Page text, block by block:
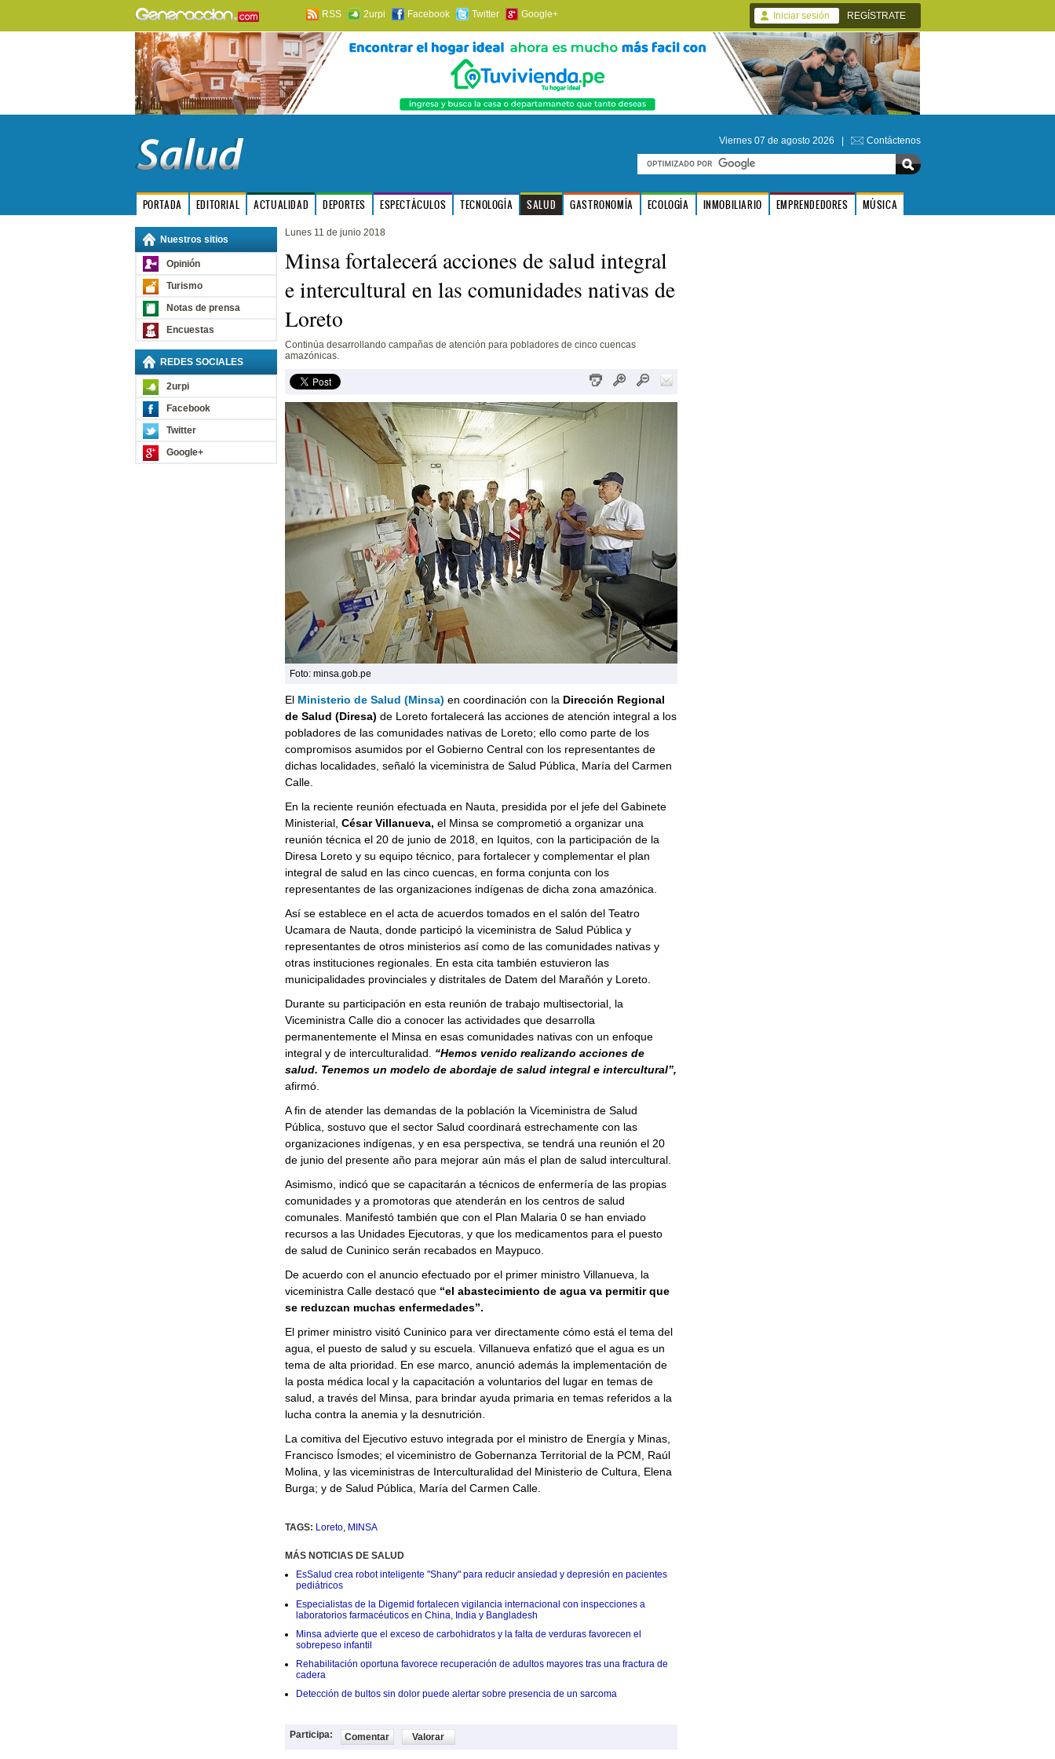
RSS 2urpi Facebook Twitter Google+ Iniciar sesión REGÍSTRATE
Viernes 07 de agosto 2026 | Contáctenos
PORTADA EDITORIAL ACTUALIDAD DEPORTES ESPECTÁCULOS TECNOLOGÍA SALUD GASTRONOMÍA ECOLOGÍA INMOBILIARIO EMPRENDEDORES MÚSICA
Nuestros sitios
Opinión
Turismo
Notas de prensa
Encuestas
REDES SOCIALES
2urpi
Facebook
Twitter
Google+
Lunes 11 de junio 2018
Minsa fortalecerá acciones de salud integral
e intercultural en las comunidades nativas de
Loreto
Continúa desarrollando campañas de atención para pobladores de cinco cuencas
amazónicas.
Foto: minsa.gob.pe
ElMinisterio de Salud (Minsa) en coordinación con la Dirección Regional
de Salud (Diresa) de Loreto fortalecerá las acciones de atención integral a los
pobladores de las comunidades nativas de Loreto; ello como parte de los
compromisos asumidos por el Gobierno Central con los representantes de
dichas localidades, señaló la viceministra de Salud Pública, María del Carmen
Calle.
En la reciente reunión efectuada en Nauta, presidida por el jefe del Gabinete
Ministerial, César Villanueva, el Minsa se comprometió a organizar una
reunión técnica el 20 de junio de 2018, en Iquitos, con la participación de la
Diresa Loreto y su equipo técnico, para fortalecer y complementar el plan
integral de salud en las cinco cuencas, en forma conjunta con los
representantes de las organizaciones indígenas de dicha zona amazónica.
Así se establece en el acta de acuerdos tomados en el salón del Teatro
Ucamara de Nauta, donde participó la viceministra de Salud Pública y
representantes de otros ministerios así como de las comunidades nativas y
otras instituciones regionales. En esta cita también estuvieron las
municipalidades provinciales y distritales de Datem del Marañón y Loreto.
Durante su participación en esta reunión de trabajo multisectorial, la
Viceministra Calle dio a conocer las actividades que desarrolla
permanentemente el Minsa en esas comunidades nativas con un enfoque
integral y de interculturalidad. “Hemos venido realizando acciones de
salud. Tenemos un modelo de abordaje de salud integral e intercultural”,
afirmó.
A fin de atender las demandas de la población la Viceministra de Salud
Pública, sostuvo que el sector Salud coordinará estrechamente con las
organizaciones indígenas, y en esa perspectiva, se tendrá una reunión el 20
de junio del presente año para mejorar aún más el plan de salud intercultural.
Asimismo, indicó que se capacitarán a técnicos de enfermería de las propias
comunidades y a promotoras que atenderán en los centros de salud
comunales. Manifestó también que con el Plan Malaria 0 se han enviado
recursos a las Unidades Ejecutoras, y que los medicamentos para el puesto
de salud de Cuninico serán recabados en Maypuco.
De acuerdo con el anuncio efectuado por el primer ministro Villanueva, la
viceministra Calle destacó que“el abastecimiento de agua va permitir que
se reduzcan muchas enfermedades”.
El primer ministro visitó Cuninico para ver directamente cómo está el tema del
agua, el puesto de salud y su escuela. Villanueva enfatizó que el agua es un
tema de alta prioridad. En ese marco, anunció además la implementación de
la posta médica local y la capacitación a voluntarios del lugar en temas de
salud, a través del Minsa, para brindar ayuda primaria en temas referidos a la
lucha contra la anemia y la desnutrición.
La comitiva del Ejecutivo estuvo integrada por el ministro de Energía y Minas,
Francisco Ísmodes; el viceministro de Gobernanza Territorial de la PCM, Raúl
Molina, y las viceministras de Interculturalidad del Ministerio de Cultura, Elena
Burga; y de Salud Pública, María del Carmen Calle.
TAGS: Loreto, MINSA
MÁS NOTICIAS DE SALUD
EsSalud crea robot inteligente "Shany" para reducir ansiedad y depresión en pacientes
pediátricos
Especialistas de la Digemid fortalecen vigilancia internacional con inspecciones a
laboratorios farmacéuticos en China, India y Bangladesh
Minsa advierte que el exceso de carbohidratos y la falta de verduras favorecen el
sobrepeso infantil
Rehabilitación oportuna favorece recuperación de adultos mayores tras una fractura de
cadera
Detección de bultos sin dolor puede alertar sobre presencia de un sarcoma
Participa: Comentar Valorar